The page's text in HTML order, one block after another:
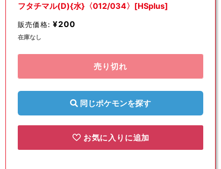
(1)
を
フタチマル(D){水}〈012/034〉[HSplus]
販売価格: ¥200
在庫なし
売り切れ
同じポケモンを探す
お気に入りに追加